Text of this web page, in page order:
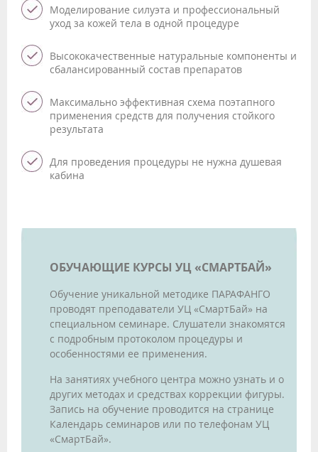
Моделирование силуэта и профессиональный
уход за кожей тела в одной процедуре
Высококачественные натуральные компоненты и
сбалансированный состав препаратов
Максимально эффективная схема поэтапного
применения средств для получения стойкого
результата
Для проведения процедуры не нужна душевая
кабина
ОБУЧАЮЩИЕ КУРСЫ УЦ «СМАРТБАЙ»
Обучение уникальной методике ПАРАФАНГО
проводят преподаватели УЦ «СмартБай» на
специальном семинаре. Слушатели знакомятся
с подробным протоколом процедуры и
особенностями ее применения.
На занятиях учебного центра можно узнать и о
других методах и средствах коррекции фигуры.
Запись на обучение проводится на странице
Календарь семинаров или по телефонам УЦ
«СмартБай».